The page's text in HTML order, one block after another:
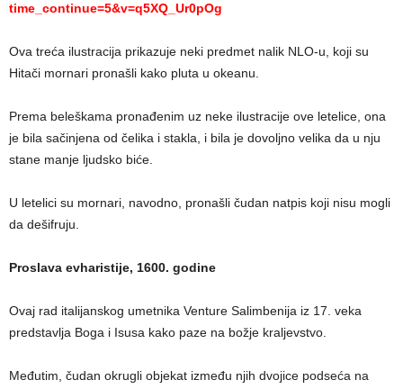
time_continue=5&v=q5XQ_Ur0pOg
Ova treća ilustracija prikazuje neki predmet nalik NLO-u, koji su
Hitači mornari pronašli kako pluta u okeanu.
Prema beleškama pronađenim uz neke ilustracije ove letelice, ona
je bila sačinjena od čelika i stakla, i bila je dovoljno velika da u nju
stane manje ljudsko biće.
U letelici su mornari, navodno, pronašli čudan natpis koji nisu mogli
da dešifruju.
Proslava evharistije, 1600. godine
Ovaj rad italijanskog umetnika Venture Salimbenija iz 17. veka
predstavlja Boga i Isusa kako paze na božje kraljevstvo.
Međutim, čudan okrugli objekat između njih dvojice podseća na